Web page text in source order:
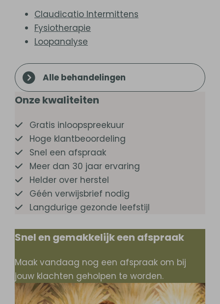
Claudicatio Intermittens
Fysiotherapie
Loopanalyse
Alle behandelingen
Onze kwaliteiten
Gratis inloopspreekuur
Hoge klantbeoordeling
Snel een afspraak
Meer dan 30 jaar ervaring
Helder over herstel
Géén verwijsbrief nodig
Langdurige gezonde leefstijl
Snel en gemakkelijk een afspraak
Maak vandaag nog een afspraak om bij
jouw klachten geholpen te worden.